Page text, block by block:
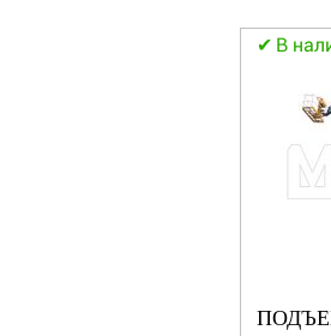
В